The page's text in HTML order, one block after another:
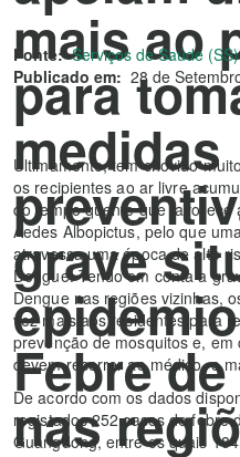
mais ao
para
medidas
grave
Febre
nas
Fonte: Serviços de Saúde (SS)
Publicado em: 28 de
Ultimamente, tem chovido
os recipientes ao ar livre
do tempo quente que
Aedes Albopictus, pelo que
atravessa uma época de alto
Dengue. Tendo em conta a
Dengue nas regiões vizinhas,
vez mais aos residentes para
prevenção de mosquitos e,
devem recorrer ao médico, o
De acordo com os dados
registados 252 casos de febre
Guangdong, entre os quais